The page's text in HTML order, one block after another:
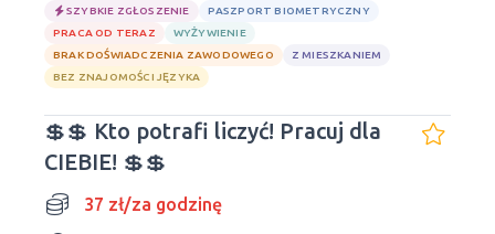
SZYBKIE ZGŁOSZENIE
PASZPORT BIOMETRYCZNY
PRACA OD TERAZ
WYŻYWIENIE
BRAK DOŚWIADCZENIA ZAWODOWEGO
Z MIESZKANIEM
BEZ ZNAJOMOŚCI JĘZYKA
💲💲 Kto potrafi liczyć! Pracuj dla
CIEBIE! 💲💲
37 zł/za godzinę